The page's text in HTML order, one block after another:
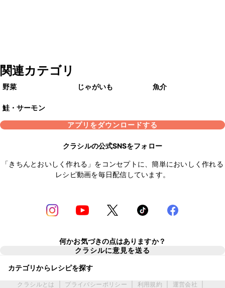
関連カテゴリ
野菜 じゃがいも 魚介
鮭・サーモン
アプリをダウンロードする
クラシルの公式SNSをフォロー
「きちんとおいしく作れる」をコンセプトに、簡単においしく作れる
レシピ動画を毎日配信しています。
何かお気づきの点はありますか？
クラシルに意見を送る
カテゴリからレシピを探す
クラシルとは プライバシーポリシー 利用規約 運営会社